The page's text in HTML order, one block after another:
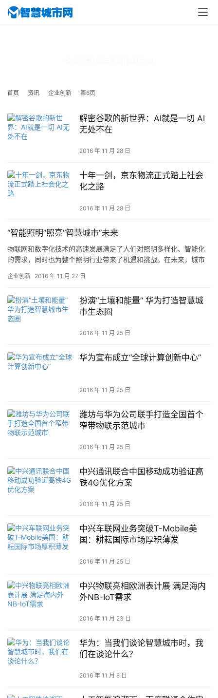
首页 资讯 企业创新 第6页
解密谷歌的新世界：AI就是一切 AI
无处不在
2016 年 11 月 28 日
十年一剑，京东物流正式踏上社会
化之路
2016 年 11 月 28 日
“智能照明”照亮“智慧城市”未来
物联网和数字化技术的高速发展满足了人们对照明多样化、智能化
的需求，同时也为整个照明行业带来了机遇和挑战。在未来，城市
辆之间…
企业创新 2016 年 11 月 27 日
扮演“土壤和能量” 华为打造智慧城
市生态圈
2016 年 11 月 25 日
华为宣布成立“全球计算创新中心”
2016 年 11 月 25 日
潍坊与华为公司联手打造全国首个
窄带物联示范城市
2016 年 11 月 25 日
中兴通讯联合中国移动成功验证高
铁4G优化方案
2016 年 11 月 25 日
中兴车联网业务突破T-Mobile美
国：耕耘国际市场厚积薄发
2016 年 11 月 25 日
中兴物联亮相欧洲表计展 满足海内
外NB-IoT需求
2016 年 11 月 23 日
华为：当我们谈论智慧城市时，我
们在谈论什么？
2016 年 11 月 8 日